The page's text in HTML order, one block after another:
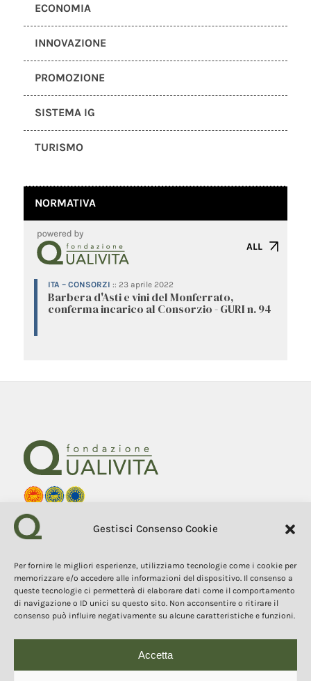
Gestisci Consenso Cookie
Per fornire le migliori esperienze, utilizziamo tecnologie come i cookie per
memorizzare e/o accedere alle informazioni del dispositivo. Il consenso a
queste tecnologie ci permetterà di elaborare dati come il comportamento
di navigazione o ID unici su questo sito. Non acconsentire o ritirare il
consenso può influire negativamente su alcune caratteristiche e funzioni.
Accetta
ECONOMIA
INNOVAZIONE
PROMOZIONE
SISTEMA IG
TURISMO
NORMATIVA
ALL
ITA – CONSORZI :: 23 aprile 2022
Barbera d'Asti e vini del Monferrato,
conferma incarico al Consorzio - GURI n. 94
Fondazione Qualivita
Sede Via Fontebranda 69
COPYRIGHT 2025
I contenuti, i testi e le immagini di questo sito web sono di
proprietà della Fondazione Qualivita e sono protetti dal diritto
d’autore e dalla normativa sulla proprietà intellettuale. È vietata la
qualsiasi forma, dei contenuti e delle immagini senza espressa